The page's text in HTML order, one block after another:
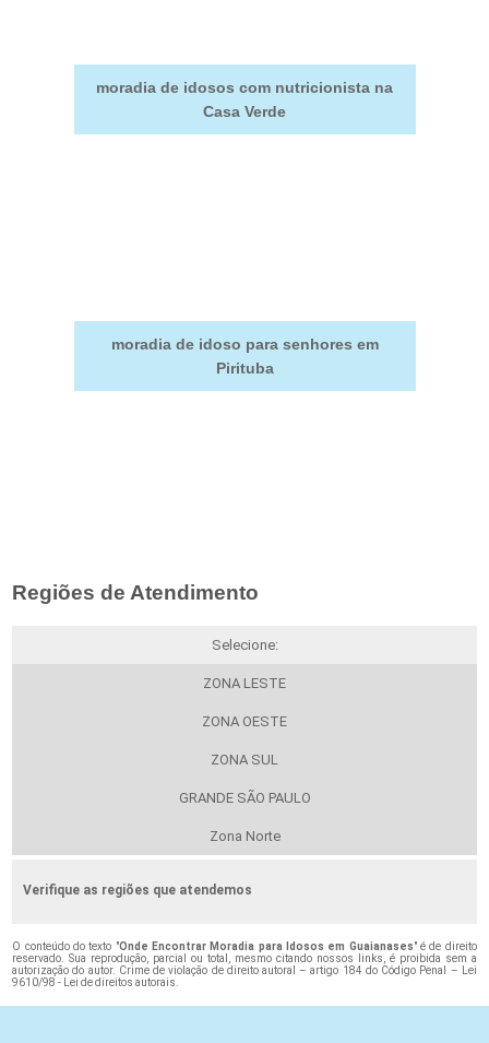
moradia de idosos com nutricionista na
Casa Verde
moradia de idoso para senhores em
Pirituba
Regiões de Atendimento
Selecione:
ZONA LESTE
ZONA OESTE
ZONA SUL
GRANDE SÃO PAULO
Zona Norte
Verifique as regiões que atendemos
O conteúdo do texto "Onde Encontrar Moradia para Idosos em Guaianases" é de direito
reservado. Sua reprodução, parcial ou total, mesmo citando nossos links, é proibida sem a
autorização do autor. Crime de violação de direito autoral – artigo 184 do Código Penal –
Lei
9610/98 - Lei de direitos autorais